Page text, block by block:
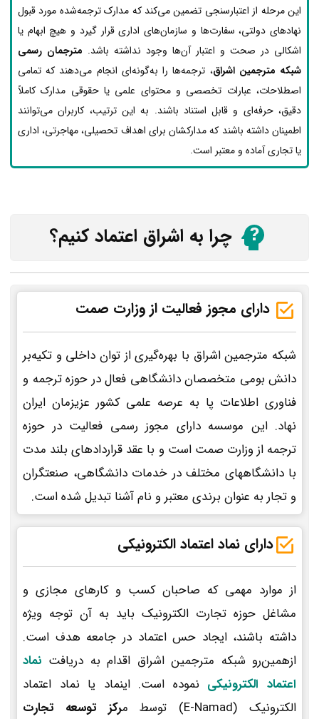
این مرحله از اعتبارسنجی تضمین می‌کند که مدارک ترجمه‌شده مورد قبول
نهادهای دولتی، سفارت‌ها و سازمان‌های اداری قرار گیرد و هیچ ابهام یا
اشکالی در صحت و اعتبار آن‌ها وجود نداشته باشد. مترجمان رسمی
شبکه مترجمین اشراق، ترجمه‌ها را به‌گونه‌ای انجام می‌دهند که تمامی
اصطلاحات، عبارات تخصصی و محتوای علمی یا حقوقی مدارک کاملاً
دقیق، حرفه‌ای و قابل استناد باشند. به این ترتیب، کاربران می‌توانند
اطمینان داشته باشند که مدارکشان برای اهداف تحصیلی، مهاجرتی، اداری
یا تجاری آماده و معتبر است.
چرا به اشراق اعتماد کنیم؟
دارای مجوز فعالیت از وزارت صمت
شبکه مترجمین اشراق با بهره‌گیری از توان داخلی و تکیه‌بر
دانش بومی متخصصان دانشگاهی فعال در حوزه ترجمه و
فناوری اطلاعات پا به عرصه علمی کشور عزیزمان ایران
نهاد. این موسسه دارای مجوز رسمی فعالیت در حوزه
ترجمه از وزارت صمت است و با عقد قراردادهای بلند مدت
با دانشگاههای مختلف در خدمات دانشگاهی، صنعتگران
و تجار به عنوان برندی معتبر و نام آشنا تبدیل شده است.
دارای نماد اعتماد الکترونیکی
از موارد مهمی که صاحبان کسب و کارهای مجازی و
مشاغل حوزه تجارت الکترونیک باید به آن توجه ویژه
داشته باشند، ایجاد حس اعتماد در جامعه هدف است.
ازهمین‌رو شبکه مترجمین اشراق اقدام به دریافت نماد
اعتماد الکترونیکی نموده است. اینماد یا نماد اعتماد
الکترونیک (E-Namad) توسط م
رکز توسعه تجارت